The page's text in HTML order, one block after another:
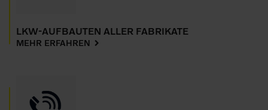
LKW-AUFBAUTEN ALLER FABRIKATE
MEHR ERFAHREN